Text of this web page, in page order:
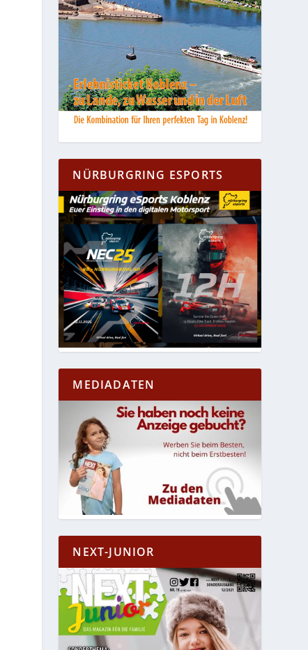
NÜRBURGRING ESPORTS
MEDIADATEN
NEXT-JUNIOR